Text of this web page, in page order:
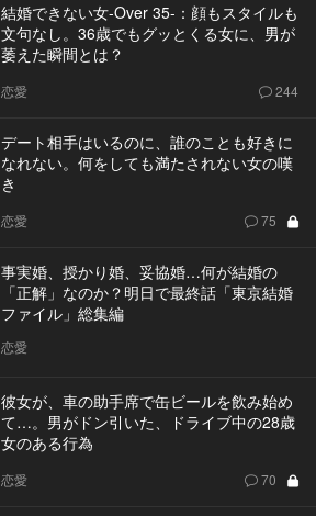
結婚できない女-Over 35-：顔もスタイルも
文句なし。36歳でもグッとくる女に、男が
萎えた瞬間とは？
恋愛 244
デート相手はいるのに、誰のことも好きに
なれない。何をしても満たされない女の嘆
き
恋愛 75
事実婚、授かり婚、妥協婚…何が結婚の
「正解」なのか？明日で最終話「東京結婚
ファイル」総集編
恋愛
彼女が、車の助手席で缶ビールを飲み始め
て…。男がドン引いた、ドライブ中の28歳
女のある行為
恋愛 70